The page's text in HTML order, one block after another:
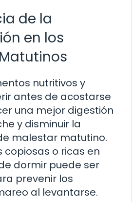
de la
en los
nutritivos y
antes de acostarse
una mejor digestión
y disminuir la
malestar matutino.
copiosas o ricas en
dormir puede ser
prevenir los
al levantarse.